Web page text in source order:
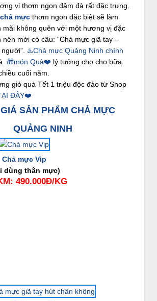
vị thơm ngon đậm đà rất đặc trưng.
chả mực thơm ngon đặc biệt sẽ làm
mãi không quên với một hương vị đặc
nên mới có câu: “Chả mực giã tay –
♨️Chả mực Quảng Ninh chính
🎁món Quà❤️ lý tưởng cho cho bữa
cuối năm.
giỏ quà Tết 1 triệu độc đáo từ Shop
ĐÂY❤️
SẢN PHẨM CHẢ MỰC
QUẢNG NINH
Chả mực Vip
dùng thân mực)
490.000Đ/KG